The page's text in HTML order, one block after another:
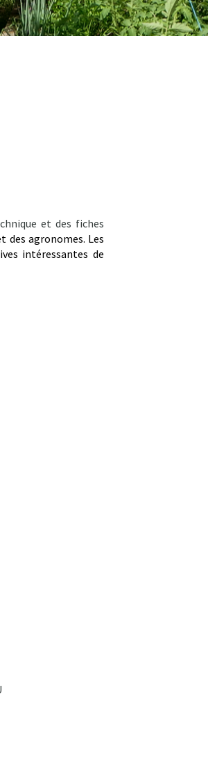
et des fiches
des agronomes. Les
intéressantes de